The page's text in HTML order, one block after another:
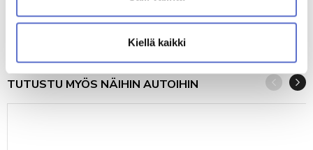
Kiellä kaikki
AUTOMATIC
alk.426€/KK tai 39 110 €
TUTUSTU MYÖS NÄIHIN AUTOIHIN